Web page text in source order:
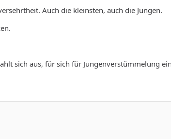
Auch die kleinsten, auch die Jungen.
sich aus, für sich für Jungenverstümmelung